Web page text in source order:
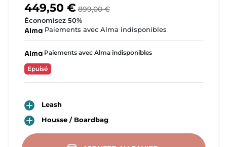
449,50 € 899,00 €
Économisez 50%
Paiements avec Alma indisponibles
Paiements avec Alma indisponibles
Epuisé
 Leash
 Housse / Boardbag